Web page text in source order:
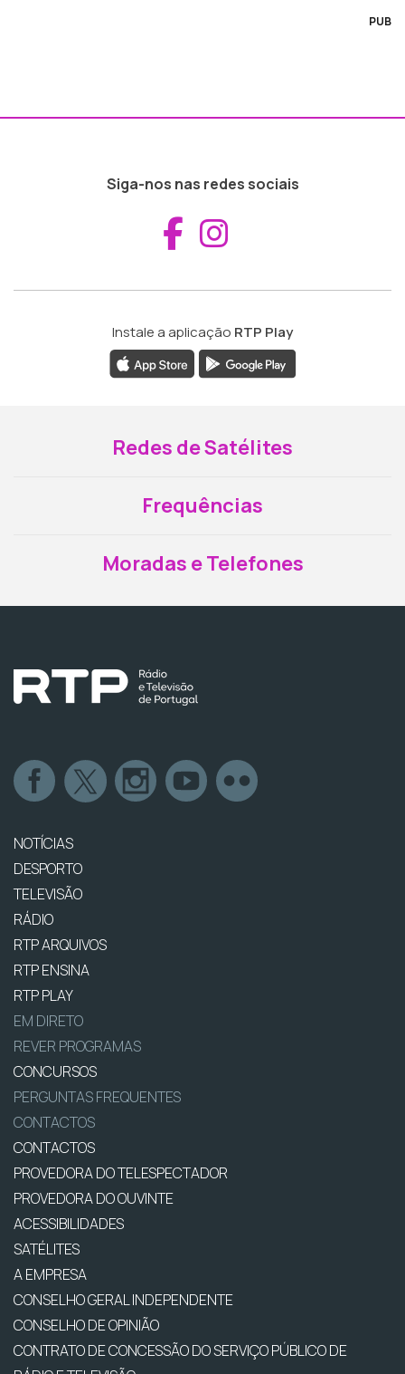
PUB
Siga-nos nas redes sociais
Aceder ao
Instale a aplicação RTP Play
Redes de Satélites
Frequências
Moradas e Telefones
NOTÍCIAS
DESPORTO
TELEVISÃO
RÁDIO
RTP ARQUIVOS
RTP ENSINA
RTP PLAY
EM DIRETO
REVER PROGRAMAS
CONCURSOS
PERGUNTAS FREQUENTES
CONTACTOS
CONTACTOS
PROVEDORA DO TELESPECTADOR
PROVEDORA DO OUVINTE
ACESSIBILIDADES
SATÉLITES
A EMPRESA
CONSELHO GERAL INDEPENDENTE
CONSELHO DE OPINIÃO
CONTRATO DE CONCESSÃO DO SERVIÇO PÚBLICO DE